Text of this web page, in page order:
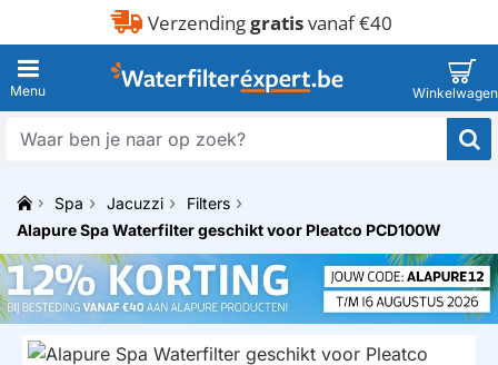
Verzendinggratisvanaf €40
Waar
naar
oph
m
e
Spa Jacuzzi
Filters
Alapure Spa Waterfilter geschikt voor Pleatco PCD100W